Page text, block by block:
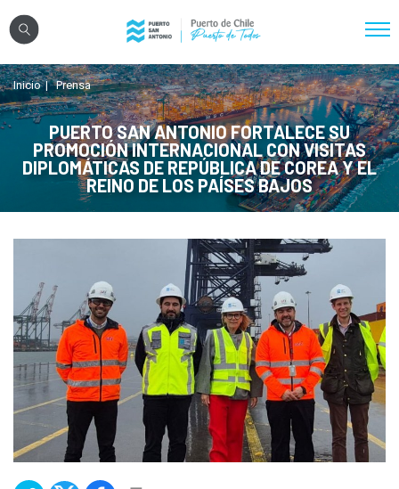
Nosotros
Sistema Portuario
Sostenibilidad
Puerto Exterior
Registro Proveedores
Licitaciones
Reglamentos
Plan Maestro
Prensa
Inicio Prensa
PUERTO SAN ANTONIO FORTALECE SU
PROMOCIÓN INTERNACIONAL CON VISITAS
DIPLOMÁTICAS DE REPÚBLICA DE COREA Y EL
REINO DE LOS PAÍSES BAJOS